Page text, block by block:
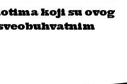
koji su ovog